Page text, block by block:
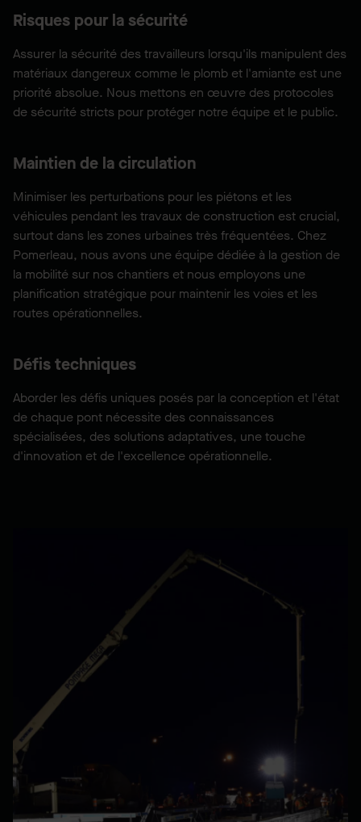
Risques pour la sécurité
Assurer la sécurité des travailleurs lorsqu'ils manipulent des
matériaux dangereux comme le plomb et l'amiante est une
priorité absolue. Nous mettons en œuvre des protocoles
de sécurité stricts pour protéger notre équipe et le public.
Maintien de la circulation
Minimiser les perturbations pour les piétons et les
véhicules pendant les travaux de construction est crucial,
surtout dans les zones urbaines très fréquentées. Chez
Pomerleau, nous avons une équipe dédiée à la gestion de
la mobilité sur nos chantiers et nous employons une
planification stratégique pour maintenir les voies et les
routes opérationnelles.
Défis techniques
Aborder les défis uniques posés par la conception et l'état
de chaque pont nécessite des connaissances
spécialisées, des solutions adaptatives, une touche
d'innovation et de l'excellence opérationnelle.